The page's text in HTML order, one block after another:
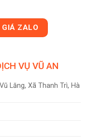
GIÁ ZALO
VỤ VŨ AN
Lăng, Xã Thanh Trì, Hà